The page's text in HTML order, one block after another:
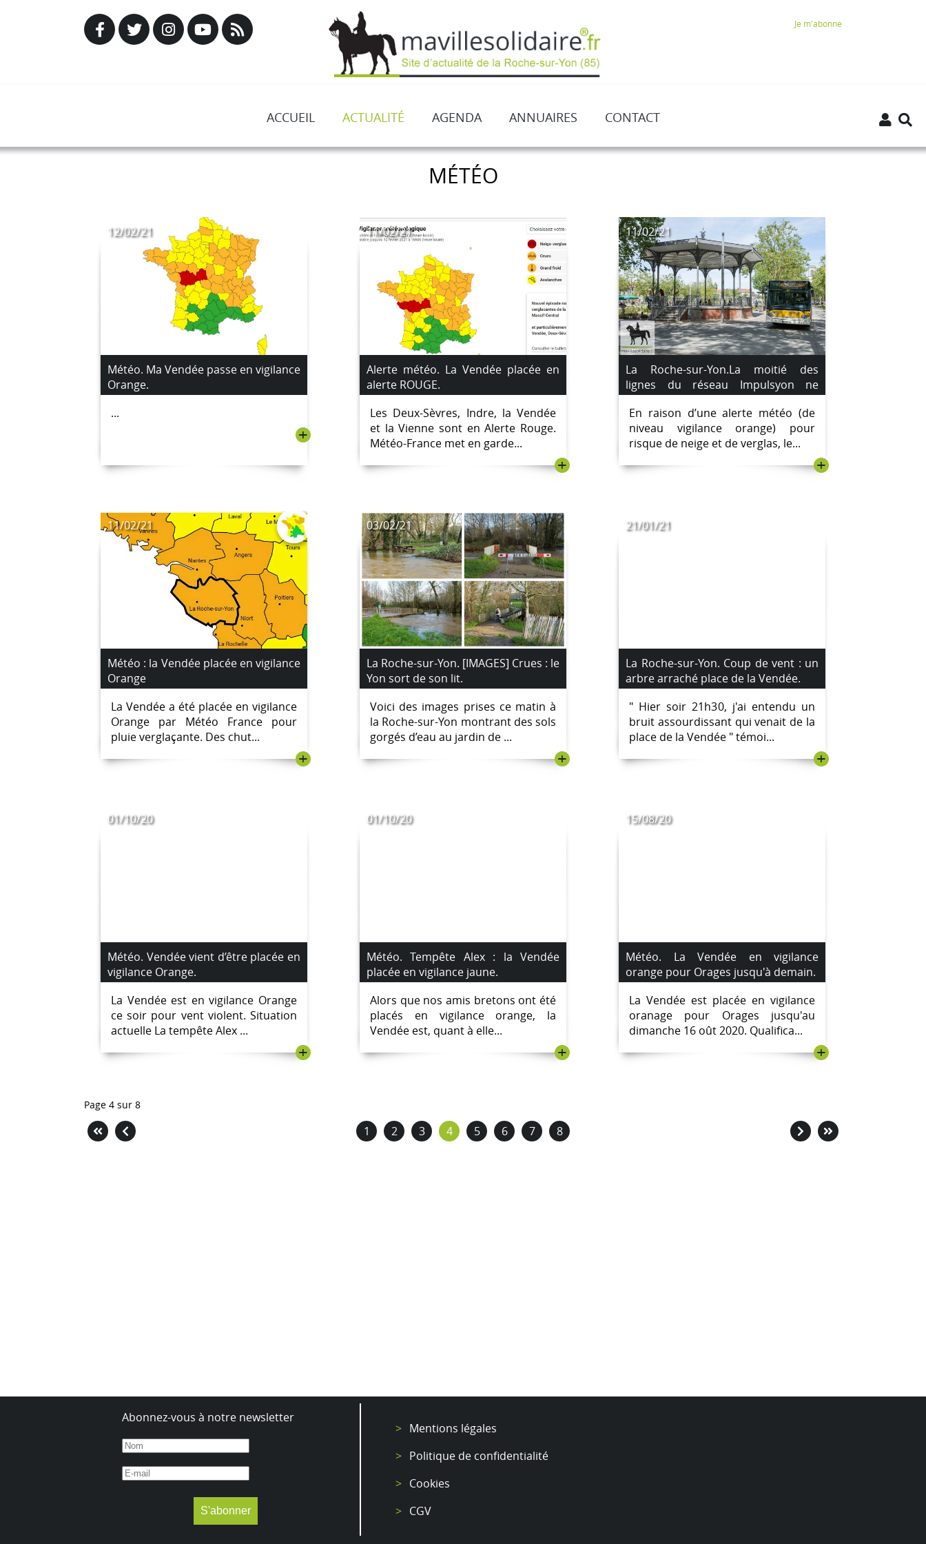
Je m'abonne
ACCUEIL ACTUALITÉ AGENDA ANNUAIRES CONTACT
MÉTÉO
12/02/21
Météo. Ma Vendée passe en vigilance
Orange.
...
+
11/02/21
Alerte météo. La Vendée placée en
alerte ROUGE.
Les Deux-Sèvres, Indre, la Vendée
et la Vienne sont en Alerte Rouge.
Météo-France met en garde...
+
11/02/21
La Roche-sur-Yon.La moitié des
lignes du réseau Impulsyon ne
circuleront pas demain matin.
En raison d’une alerte météo (de
niveau vigilance orange) pour
risque de neige et de verglas, le...
+
11/02/21
Météo : la Vendée placée en vigilance
Orange
La Vendée a été placée en vigilance
Orange par Météo France pour
pluie verglaçante. Des chut...
+
03/02/21
La Roche-sur-Yon. [IMAGES] Crues : le
Yon sort de son lit.
Voici des images prises ce matin à
la Roche-sur-Yon montrant des sols
gorgés d’eau au jardin de ...
+
21/01/21
La Roche-sur-Yon. Coup de vent : un
arbre arraché place de la Vendée.
" Hier soir 21h30, j'ai entendu un
bruit assourdissant qui venait de la
place de la Vendée " témoi...
+
01/10/20
Météo. Vendée vient d’être placée en
vigilance Orange.
La Vendée est en vigilance Orange
ce soir pour vent violent. Situation
actuelle La tempête Alex ...
+
01/10/20
Météo. Tempête Alex : la Vendée
placée en vigilance jaune.
Alors que nos amis bretons ont été
placés en vigilance orange, la
Vendée est, quant à elle...
+
15/08/20
Météo. La Vendée en vigilance
orange pour Orages jusqu'à demain.
La Vendée est placée en vigilance
oranage pour Orages jusqu'au
dimanche 16 oût 2020. Qualifica...
+
Page 4 sur 8
1 2 3 4 5 6 7 8
Abonnez-vous à notre newsletter
Mentions légales
Politique de confidentialité
Cookies
CGV